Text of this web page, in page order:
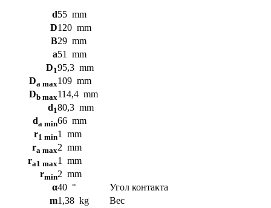
d55 mm
D120 mm
B29 mm
a51
mm
D195,3 mm
Da max109 mm
Db max114,4 mm
d180,3 mm
da min66 mm
r1 min1
mm
ra max2 mm
ra1 max1
mm
rmin2 mm
α40 °
Угол контакта
m1,38 kg
Вес